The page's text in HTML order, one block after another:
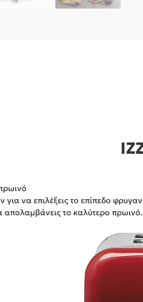
για να επιλέξεις το επίπεδο
απολαμβάνεις το καλύτερο πρωινό.